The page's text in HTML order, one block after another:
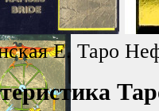
Е. Таро